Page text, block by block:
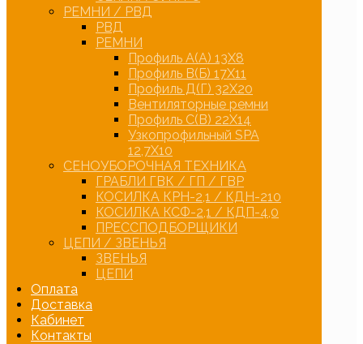
РЕМНИ / РВД
РВД
РЕМНИ
Профиль А(А) 13Х8
Профиль В(Б) 17Х11
Профиль Д(Г) 32Х20
Вентиляторные ремни
Профиль С(В) 22Х14
Узкопрофильный SPA
12,7Х10
СЕНОУБОРОЧНАЯ ТЕХНИКА
ГРАБЛИ ГВК / ГП / ГВР
КОСИЛКА КРН-2,1 / КДН-210
КОСИЛКА КСФ-2,1 / КДП-4,0
ПРЕССПОДБОРЩИКИ
ЦЕПИ / ЗВЕНЬЯ
ЗВЕНЬЯ
ЦЕПИ
Оплата
Доставка
Кабинет
Контакты